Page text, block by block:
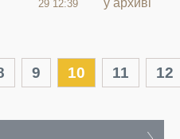
29 12:39
у архиві
9 10 11 12